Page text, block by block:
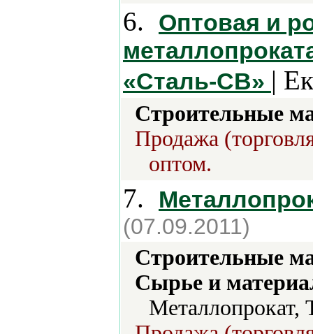
6.
Оптовая и
«Сталь-СВ» |
Строительные
Продажа
оптом.
7.
(07.09.2011)
Строительные
Сырье и
Металлопрокат,